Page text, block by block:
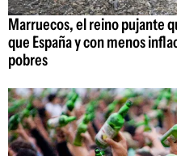
Marruecos, el reino pujante
que España y con menos
pobres